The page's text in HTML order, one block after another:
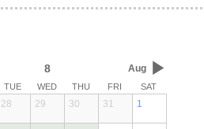
8 Aug ▶
TUE WED THU FRI SAT
28 29 30 31 1